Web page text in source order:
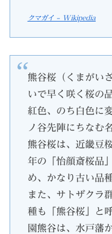
クマガイ – Wikipedia
熊谷桜（くまがい
いで早く咲く桜の
紅色、のち白色に
ノ谷先陣にちなむ
熊谷桜は、近畿豆
年の「怡顔斎桜品
め、かなり古い品
また、サトザクラ
種も「熊谷桜」と
園熊谷は、水戸藩